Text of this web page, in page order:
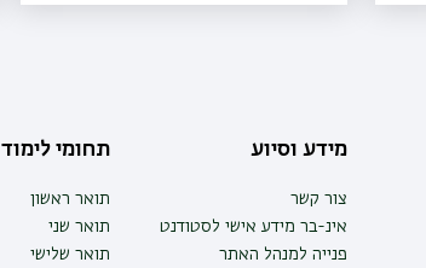
מידע וסיוע
צור קשר
אינ-בר מידע אישי לסטודנט
פנייה למנהל האתר
תחומי לימוד
תואר ראשון
תואר שני
תואר שלישי